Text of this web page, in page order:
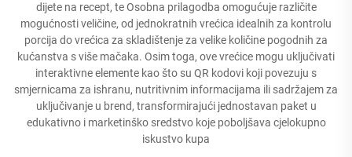
dijete na recept, te Osobna prilagodba omogućuje različite
mogućnosti veličine, od jednokratnih vrećica idealnih za kontrolu
porcija do vrećica za skladištenje za velike količine pogodnih za
kućanstva s više mačaka. Osim toga, ove vrećice mogu uključivati
interaktivne elemente kao što su QR kodovi koji povezuju s
smjernicama za ishranu, nutritivnim informacijama ili sadržajem za
uključivanje u brend, transformirajući jednostavan paket u
edukativno i marketinško sredstvo koje poboljšava cjelokupno
iskustvo kupa